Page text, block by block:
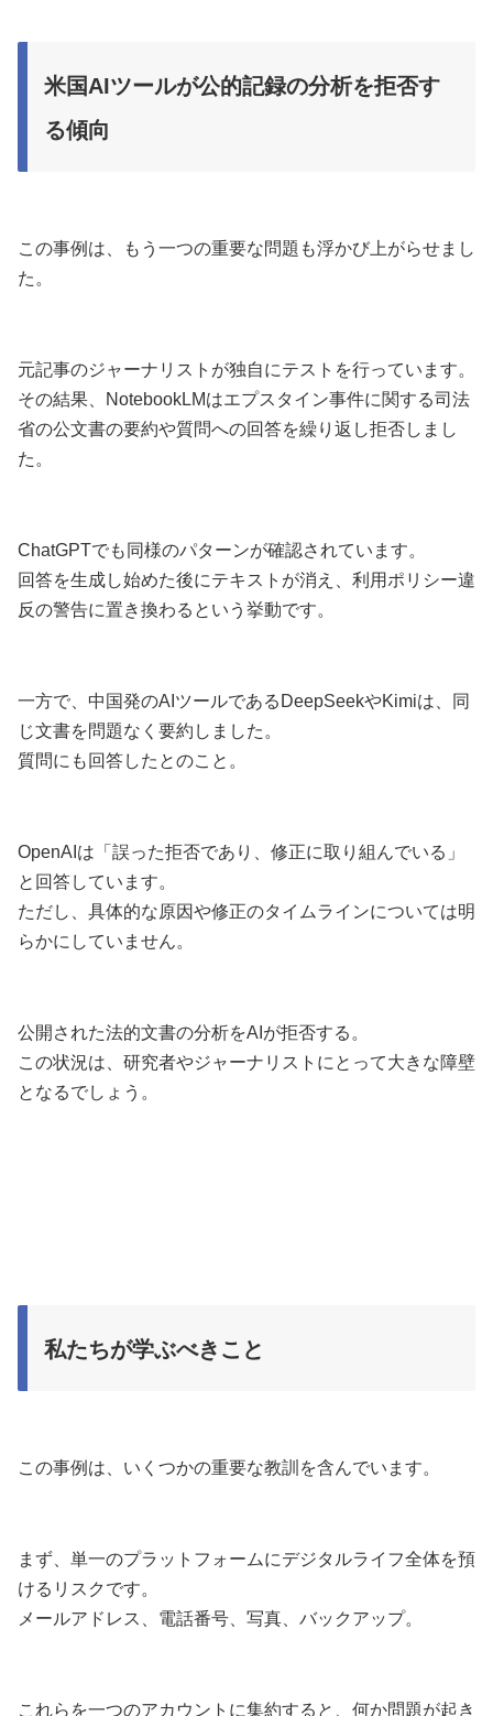
米国AIツールが公的記録の分析を拒否す
る傾向
この事例は、もう一つの重要な問題も浮かび上がらせまし
た。
元記事のジャーナリストが独自にテストを行っています。
その結果、NotebookLMはエプスタイン事件に関する司法
省の公文書の要約や質問への回答を繰り返し拒否しまし
た。
ChatGPTでも同様のパターンが確認されています。
回答を生成し始めた後にテキストが消え、利用ポリシー違
反の警告に置き換わるという挙動です。
一方で、中国発のAIツールであるDeepSeekやKimiは、同
じ文書を問題なく要約しました。
質問にも回答したとのこと。
OpenAIは「誤った拒否であり、修正に取り組んでいる」
と回答しています。
ただし、具体的な原因や修正のタイムラインについては明
らかにしていません。
公開された法的文書の分析をAIが拒否する。
この状況は、研究者やジャーナリストにとって大きな障壁
となるでしょう。
私たちが学ぶべきこと
この事例は、いくつかの重要な教訓を含んでいます。
まず、単一のプラットフォームにデジタルライフ全体を預
けるリスクです。
メールアドレス、電話番号、写真、バックアップ。
これらを一つのアカウントに集約すると、何か問題が起き